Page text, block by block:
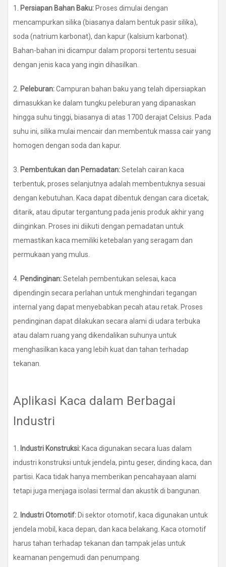
1. Persiapan Bahan Baku: Proses dimulai dengan
mencampurkan silika (biasanya dalam bentuk pasir silika),
soda (natrium karbonat), dan kapur (kalsium karbonat).
Bahan-bahan ini dicampur dalam proporsi tertentu sesuai
dengan jenis kaca yang ingin dihasilkan.
2. Peleburan:Campuran bahan baku yang telah dipersiapkan
dimasukkan ke dalam tungku peleburan yang dipanaskan
hingga suhu tinggi, biasanya di atas 1700 derajat Celsius. Pada
suhu ini, silika mulai mencair dan membentuk massa cair yang
homogen dengan soda dan kapur.
3. Pembentukan dan Pemadatan:Setelah cairan kaca
terbentuk, proses selanjutnya adalah membentuknya sesuai
dengan kebutuhan. Kaca dapat dibentuk dengan cara dicetak,
ditarik, atau diputar tergantung pada jenis produk akhir yang
diinginkan. Proses ini diikuti dengan pemadatan untuk
memastikan kaca memiliki ketebalan yang seragam dan
permukaan yang mulus.
4. Pendinginan:Setelah pembentukan selesai, kaca
dipendingin secara perlahan untuk menghindari tegangan
internal yang dapat menyebabkan pecah atau retak. Proses
pendinginan dapat dilakukan secara alami di udara terbuka
atau dalam ruang yang dikendalikan suhunya untuk
menghasilkan kaca yang lebih kuat dan tahan terhadap
tekanan.
Aplikasi Kaca dalam Berbagai
Industri
1. Industri Konstruksi: Kaca digunakan secara luas dalam
industri konstruksi untuk jendela, pintu geser, dinding kaca, dan
partisi. Kaca tidak hanya memberikan pencahayaan alami
tetapi juga menjaga isolasi termal dan akustik di bangunan.
2. Industri Otomotif: Di sektor otomotif, kaca digunakan untuk
jendela mobil, kaca depan, dan kaca belakang. Kaca otomotif
harus tahan terhadap tekanan dan tampak jelas untuk
keamanan pengemudi dan penumpang.